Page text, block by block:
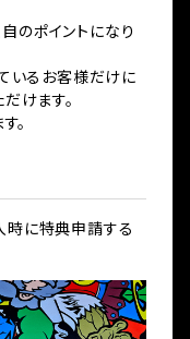
のポイントになり
いるお客様だけに
けます。
。
時に特典申請する